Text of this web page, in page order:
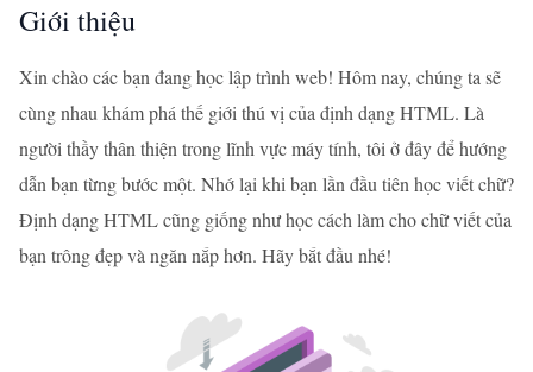
Giới thiệu
Xin chào các bạn đang học lập trình web! Hôm nay, chúng ta sẽ
cùng nhau khám phá thế giới thú vị của định dạng HTML. Là
người thầy thân thiện trong lĩnh vực máy tính, tôi ở đây để hướng
dẫn bạn từng bước một. Nhớ lại khi bạn lần đầu tiên học viết chữ?
Định dạng HTML cũng giống như học cách làm cho chữ viết của
bạn trông đẹp và ngăn nắp hơn. Hãy bắt đầu nhé!